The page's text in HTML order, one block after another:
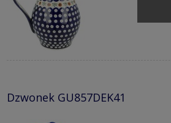
Dzwonek GU857DEK41